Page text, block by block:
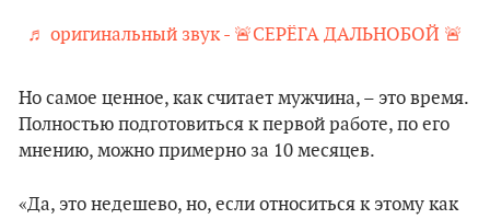
♬ оригинальный звук - 🚨СЕРЁГА ДАЛЬНОБОЙ 🚨
Но самое ценное, как считает мужчина, – это время.
Полностью подготовиться к первой работе, по его
мнению, можно примерно за 10 месяцев.
«Да, это недешево, но, если относиться к этому как